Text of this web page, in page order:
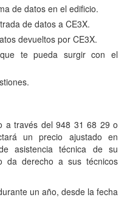
de datos en el edificio.
de datos a CE3X.
devueltos por CE3X.
te pueda surgir con el
a través del 948 31 68 29 o
un precio ajustado en
asistencia técnica de su
da derecho a sus técnicos
un año, desde la fecha